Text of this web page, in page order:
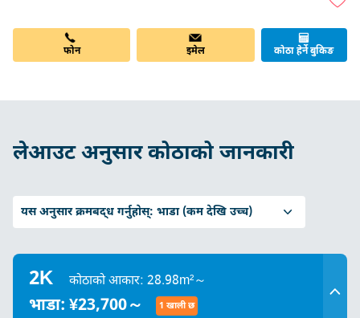
फोन इमेल कोठा हेर्ने बुकिङ
लेआउट अनुसार कोठाको जानकारी
यस अनुसार क्रमबद्ध गर्नुहोस्: भाडा (कम देखि उच्च)
2K कोठाको आकार: 28.98m²～
भाडा: ¥23,700～ 1 खाली छ